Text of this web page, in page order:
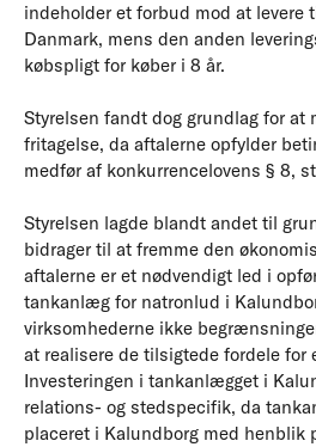
indeholder et forbud mod at
Danmark, mens den anden
købspligt for køber i 8 år.
Styrelsen fandt dog grundlag for at
fritagelse, da aftalerne opfylder
medfør af konkurrencelovens § 8,
Styrelsen lagde blandt andet til
bidrager til at fremme den
aftalerne er et nødvendigt led i
tankanlæg for natronlud i
virksomhederne ikke
at realisere de tilsigtede fordele for
Investeringen i tankanlægget i
relations- og stedspecifik, da
placeret i Kalundborg med henblik